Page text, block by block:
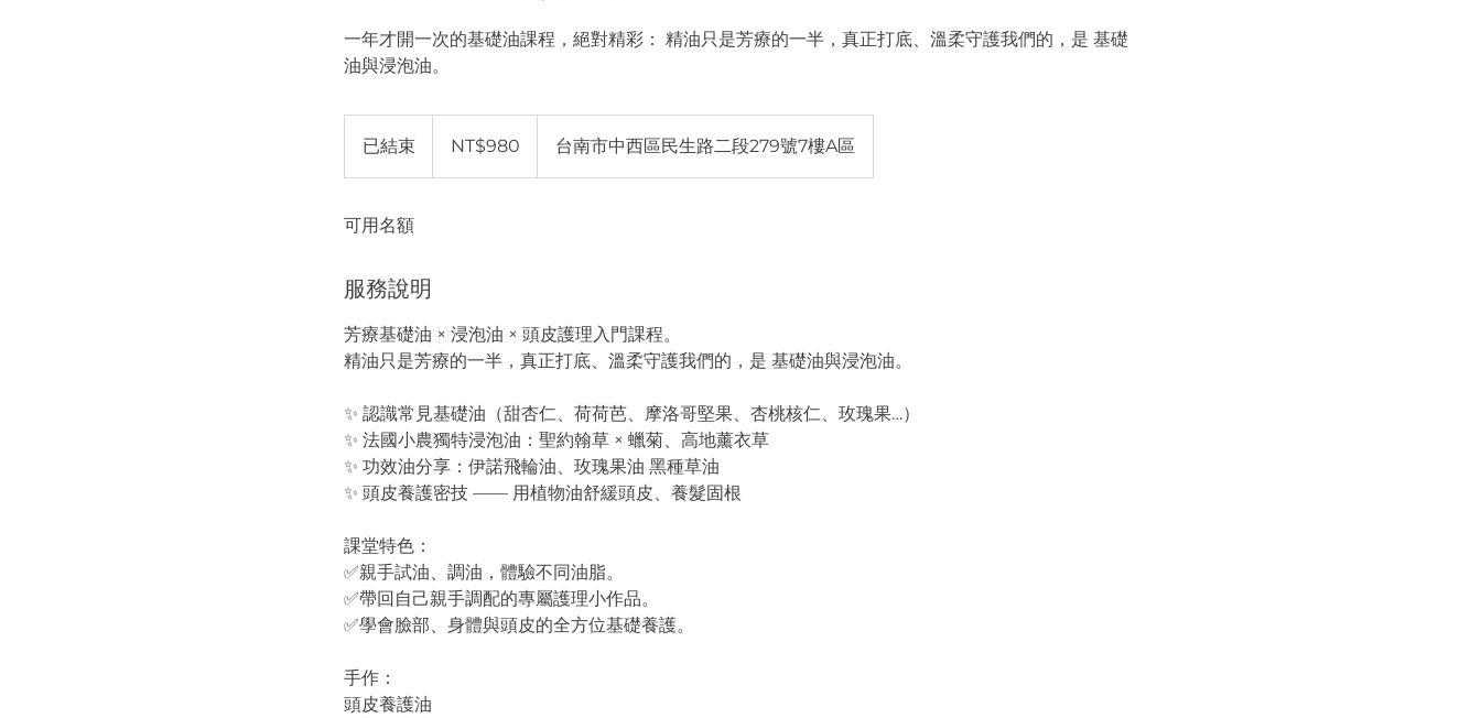
一年才開一次的基礎油課程，絕對精彩： 精油只是芳療的一半，真正打底、溫柔守護我們的，是 基礎
油與浸泡油。
已結束 NT$980 台南市中西區民生路二段279號7樓A區
可用名額
服務說明
芳療基礎油 × 浸泡油 × 頭皮護理入門課程。
精油只是芳療的一半，真正打底、溫柔守護我們的，是 基礎油與浸泡油。
✨ 認識常見基礎油（甜杏仁、荷荷芭、摩洛哥堅果、杏桃核仁、玫瑰果…）
✨ 法國小農獨特浸泡油：聖約翰草 × 蠟菊、高地薰衣草
✨ 功效油分享：伊諾飛輪油、玫瑰果油 黑種草油
✨ 頭皮養護密技 —— 用植物油舒緩頭皮、養髮固根
課堂特色：
✅親手試油、調油，體驗不同油脂。
✅帶回自己親手調配的專屬護理小作品。
✅學會臉部、身體與頭皮的全方位基礎養護。
手作：
頭皮養護油